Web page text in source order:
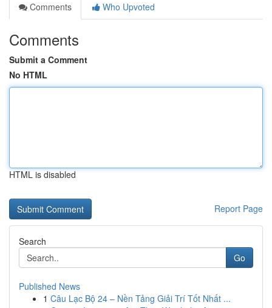
Comments
Who Upvoted
Comments
Submit a Comment
No HTML
HTML is disabled
Report Page
Search
Go
Published News
1 Câu Lạc Bộ 24 – Nền Tảng Giải Trí Tốt Nhất ...